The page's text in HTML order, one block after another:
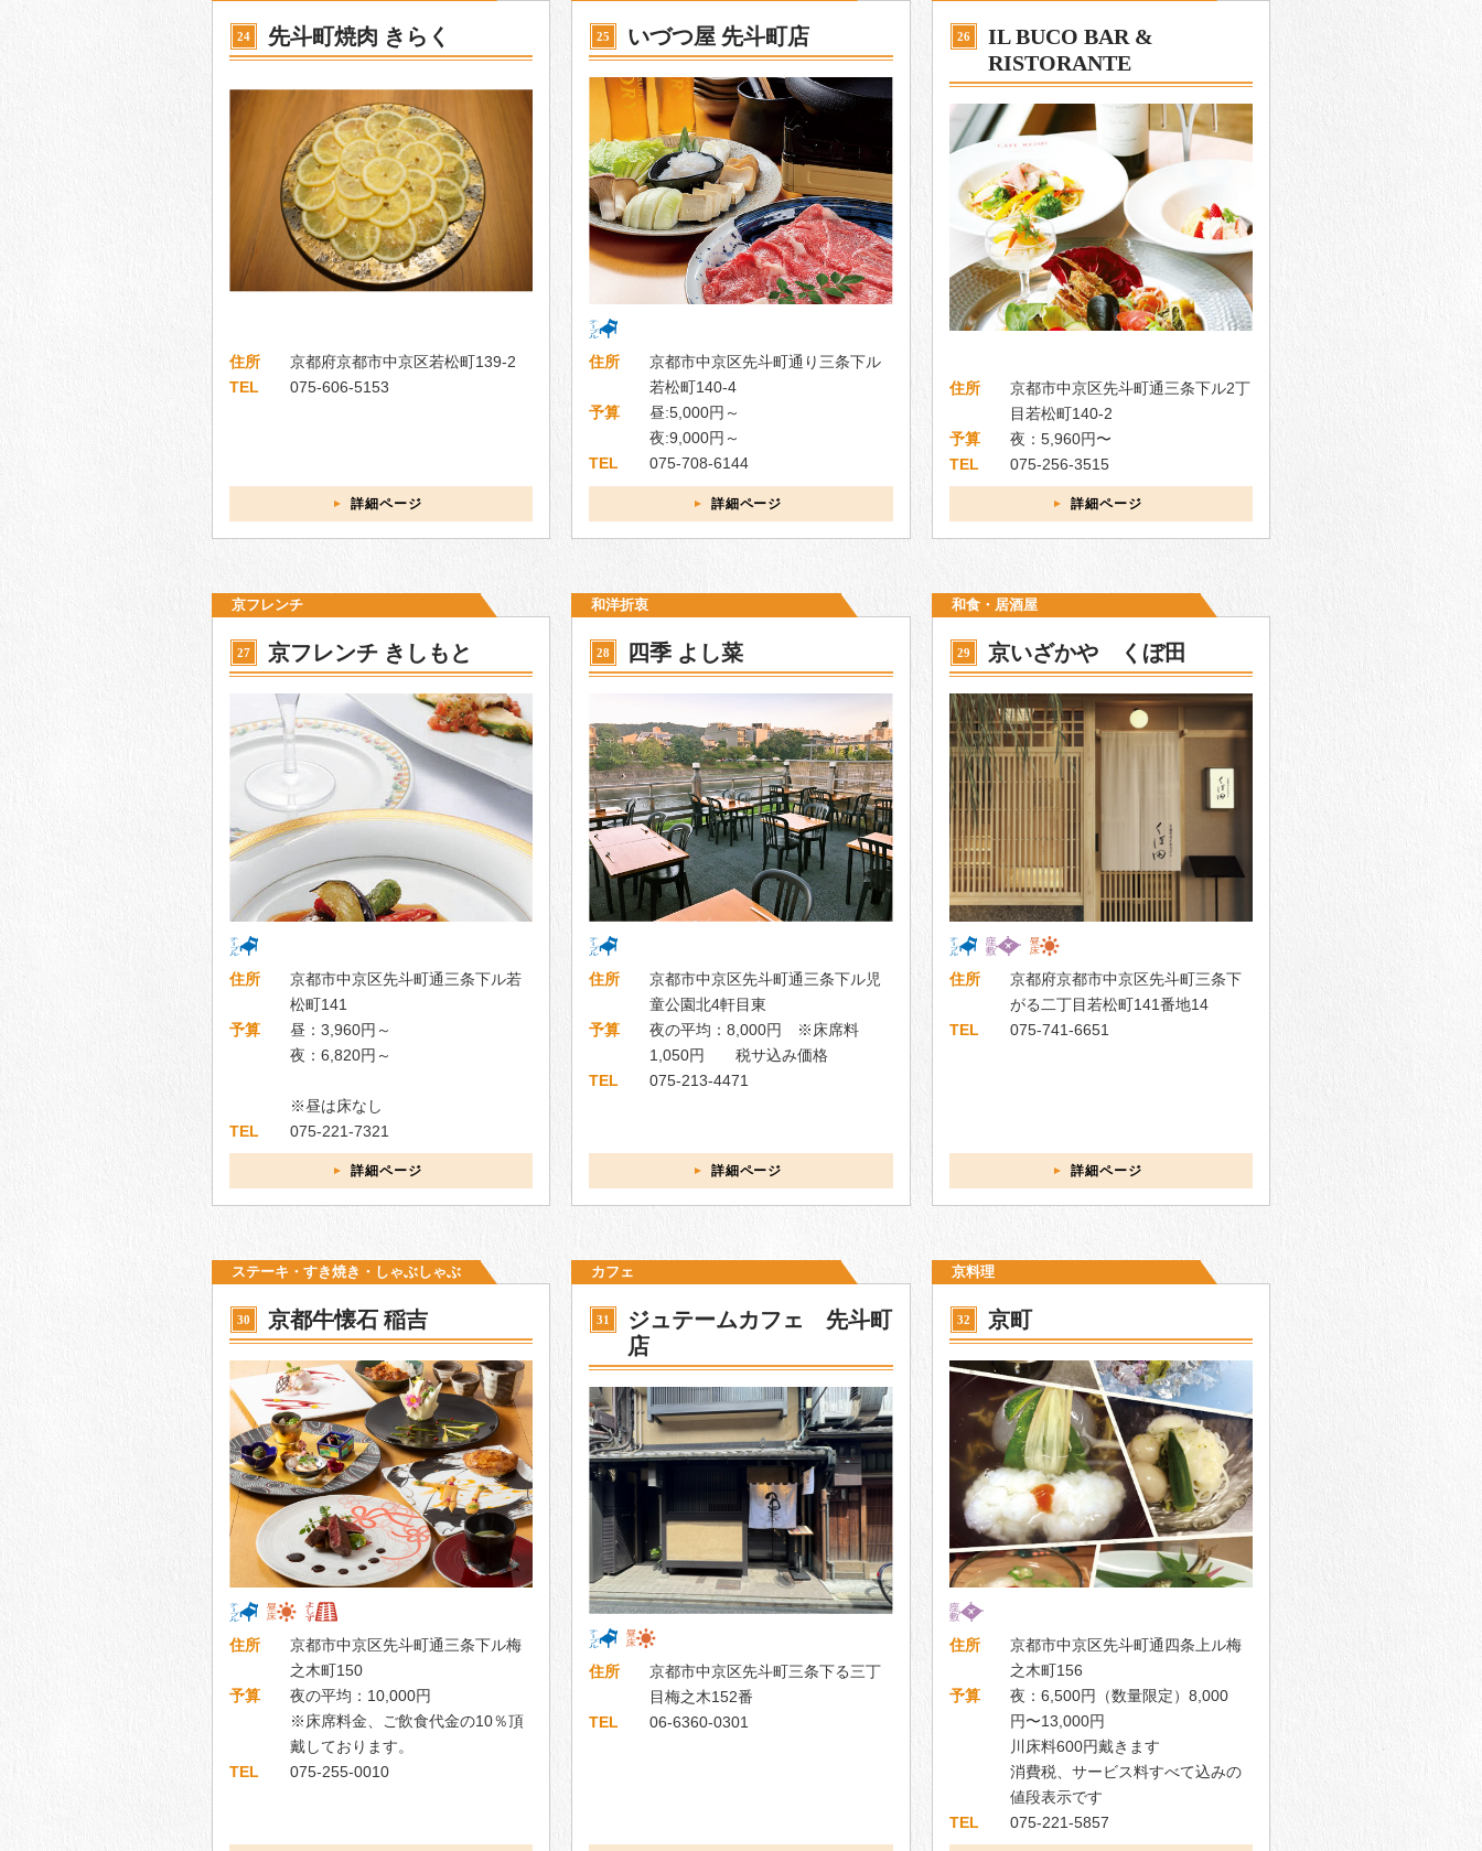
24 先斗町焼肉 きらく
住所
京都府京都市中京区若松町139-2
TEL
075-606-5153
詳細ページ
25 いづつ屋 先斗町店
住所
京都市中京区先斗町通り三条下ル
若松町140-4
予算
昼:5,000円～
夜:9,000円～
TEL
075-708-6144
詳細ページ
26
IL BUCO BAR &
RISTORANTE
住所
京都市中京区先斗町通三条下ル2丁
目若松町140-2
予算
夜：5,960円〜
TEL
075-256-3515
詳細ページ
京フレンチ
27 京フレンチ きしもと
住所
京都市中京区先斗町通三条下ル若
松町141
予算
昼：3,960円～
夜：6,820円～
※昼は床なし
TEL
075-221-7321
詳細ページ
和洋折衷
28 四季 よし菜
住所
京都市中京区先斗町通三条下ル児
童公園北4軒目東
予算
夜の平均：8,000円 ※床席料
1,050円 税サ込み価格
TEL
075-213-4471
詳細ページ
和食・居酒屋
29 京いざかや くぼ田
住所
京都府京都市中京区先斗町三条下
がる二丁目若松町141番地14
TEL
075-741-6651
詳細ページ
ステーキ・すき焼き・しゃぶしゃぶ
30 京都牛懐石 稲吉
住所
京都市中京区先斗町通三条下ル梅
之木町150
予算
夜の平均：10,000円
※床席料金、ご飲食代金の10％頂
戴しております。
TEL
075-255-0010
カフェ
31
ジュテームカフェ 先斗町
店
住所
京都市中京区先斗町三条下る三丁
目梅之木152番
TEL
06-6360-0301
京料理
32 京町
住所
京都市中京区先斗町通四条上ル梅
之木町156
予算
夜：6,500円（数量限定）8,000
円〜13,000円
川床料600円戴きます
消費税、サービス料すべて込みの
値段表示です
TEL
075-221-5857